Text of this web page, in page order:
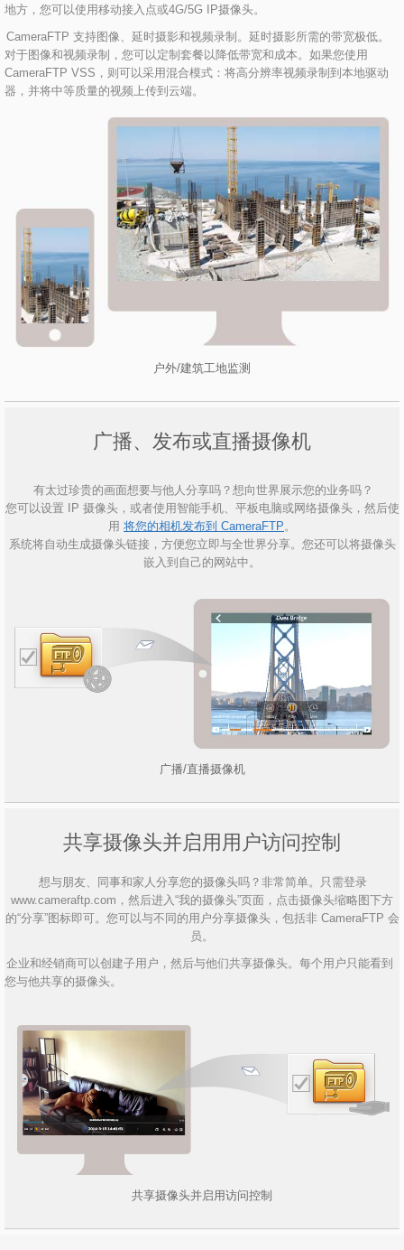
地方，您可以使用移动接入点或4G/5G IP摄像头。
CameraFTP 支持图像、延时摄影和视频录制。延时摄影所需的带宽极低。
对于图像和视频录制，您可以定制套餐以降低带宽和成本。如果您使用
CameraFTP VSS，则可以采用混合模式：将高分辨率视频录制到本地驱动
器，并将中等质量的视频上传到云端。
户外/建筑工地监测
广播、发布或直播摄像机
有太过珍贵的画面想要与他人分享吗？想向世界展示您的业务吗？
您可以设置 IP 摄像头，或者使用智能手机、平板电脑或网络摄像头，然后使
用 将您的相机发布到 CameraFTP 。
系统将自动生成摄像头链接，方便您立即与全世界分享。您还可以将摄像头
嵌入到自己的网站中。
广播/直播摄像机
共享摄像头并启用用户访问控制
想与朋友、同事和家人分享您的摄像头吗？非常简单。只需登录
www.cameraftp.com，然后进入“我的摄像头”页面，点击摄像头缩略图下方
的“分享”图标即可。您可以与不同的用户分享摄像头，包括非 CameraFTP 会
员。
企业和经销商可以创建子用户，然后与他们共享摄像头。每个用户只能看到
您与他共享的摄像头。
共享摄像头并启用访问控制